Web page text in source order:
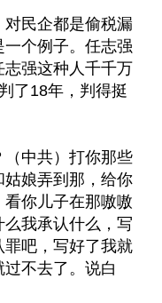
民企都是偷税漏
个例子。任志强
强这种人千千万
了18年，判得挺
中共）打你那些
娘弄到那，给你
你儿子在那嗷嗷
我承认什么，写
吧，写好了我就
不去了。说白